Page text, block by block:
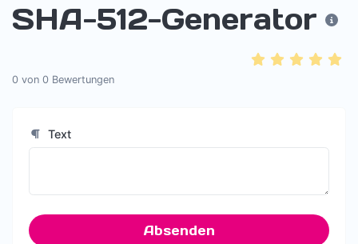
SHA-512-Generator
0 von 0 Bewertungen
Text
Absenden